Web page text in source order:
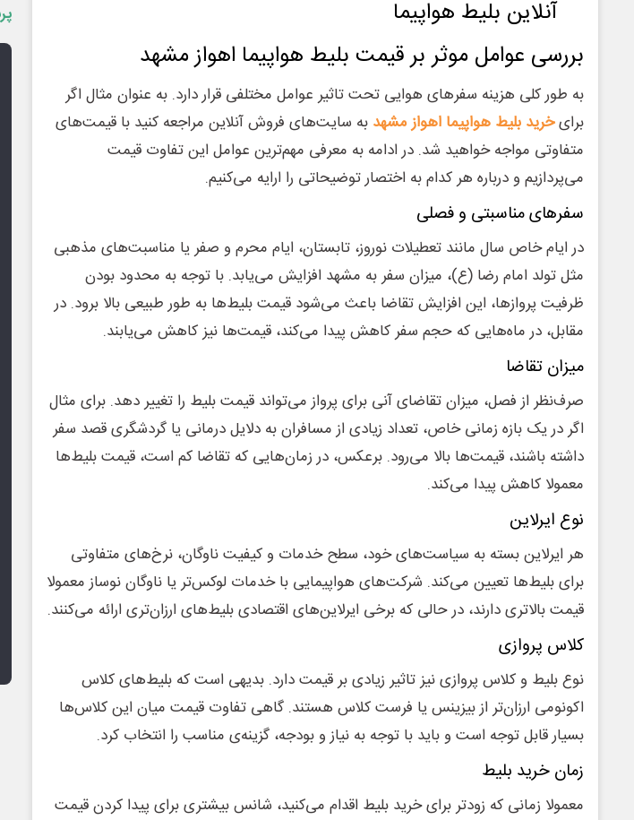
بررسی عوامل موثر بر قیمت بلیط هواپیما اهواز مشهد
به طور کلی هزینه سفرهای هوایی تحت تاثیر عوامل مختلفی قرار دارد. به عنوان مثال اگر
برایخرید بلیط هواپیما اهواز مشهد به سایت‌های فروش آنلاین مراجعه کنید با قیمت‌های
متفاوتی مواجه خواهید شد. در ادامه به معرفی مهم‌ترین عوامل این تفاوت قیمت
می‌پردازیم و درباره هر کدام به اختصار توضیحاتی را ارایه می‌کنیم.
سفرهای مناسبتی و فصلی
در ایام خاص سال مانند تعطیلات نوروز، تابستان، ایام محرم و صفر یا مناسبت‌های مذهبی
مثل تولد امام رضا (ع)، میزان سفر به مشهد افزایش می‌یابد. با توجه به محدود بودن
ظرفیت پروازها، این افزایش تقاضا باعث می‌شود قیمت بلیط‌ها به طور طبیعی بالا برود. در
مقابل، در ماه‌هایی که حجم سفر کاهش پیدا می‌کند، قیمت‌ها نیز کاهش می‌یابند.
میزان تقاضا
صرف‌نظر از فصل، میزان تقاضای آنی برای پرواز می‌تواند قیمت بلیط را تغییر دهد. برای مثال
اگر در یک بازه زمانی خاص، تعداد زیادی از مسافران به دلایل درمانی یا گردشگری قصد سفر
داشته باشند، قیمت‌ها بالا می‌رود. برعکس، در زمان‌هایی که تقاضا کم است، قیمت بلیط‌ها
معمولا کاهش پیدا می‌کند.
نوع ایرلاین
هر ایرلاین بسته به سیاست‌های خود، سطح خدمات و کیفیت ناوگان، نرخ‌های متفاوتی
برای بلیط‌ها تعیین می‌کند. شرکت‌های هواپیمایی با خدمات لوکس‌تر یا ناوگان نوساز معمولا
قیمت بالاتری دارند، در حالی که برخی ایرلاین‌های اقتصادی بلیط‌های ارزان‌تری ارائه می‌کنند.
کلاس پروازی
نوع بلیط و کلاس پروازی نیز تاثیر زیادی بر قیمت دارد. بدیهی است که بلیط‌های کلاس
اکونومی ارزان‌تر از بیزینس یا فرست کلاس هستند. گاهی تفاوت قیمت میان این کلاس‌ها
بسیار قابل توجه است و باید با توجه به نیاز و بودجه، گزینه‌ی مناسب را انتخاب کرد.
زمان خرید بلیط
معمولا زمانی که زودتر برای خرید بلیط اقدام می‌کنید، شانس بیشتری برای پیدا کردن قیمت